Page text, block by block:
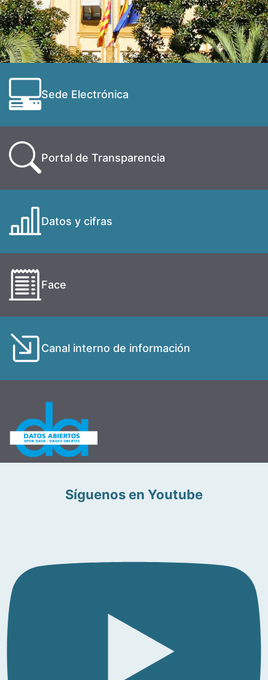
Sede Electrónica
Portal de Transparencia
Datos y cifras
Face
Canal interno de información
Síguenos en Youtube